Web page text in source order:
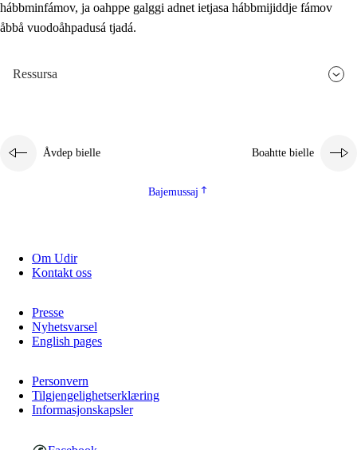
hábbminfámov, ja oahppe galggi adnet ietjasa hábbmijiddje fámov
åbbå vuodoåhpadusá tjadá.
Ressursa
Åvdep bielle Boahtte bielle
Bajemussaj
Om Udir
Kontakt oss
Presse
Nyhetsvarsel
English pages
Personvern
Tilgjengelighetserklæring
Informasjonskapsler